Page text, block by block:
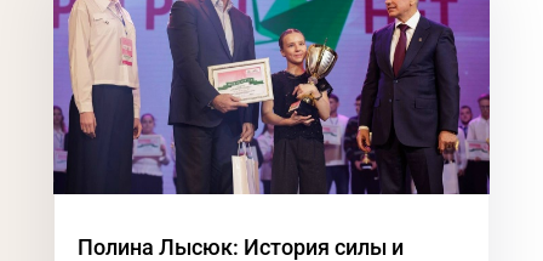
Полина Лысюк: История силы и